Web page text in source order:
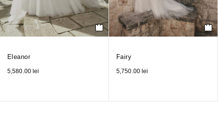
Eleanor
5,580.00 lei
Fairy
5,750.00 lei